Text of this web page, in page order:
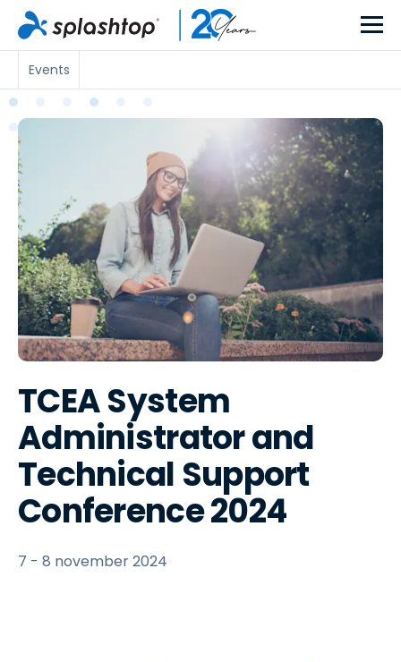
Events
TCEA System
Administrator and
Technical Support
Conference 2024
7 - 8 november 2024